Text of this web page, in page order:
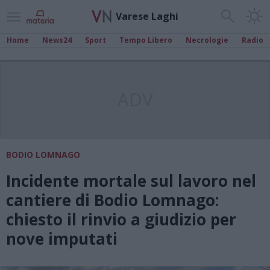
Varese Laghi
Home News24 Sport Tempo Libero Necrologie Radio
BODIO LOMNAGO
Incidente mortale sul lavoro nel
cantiere di Bodio Lomnago:
chiesto il rinvio a giudizio per
nove imputati